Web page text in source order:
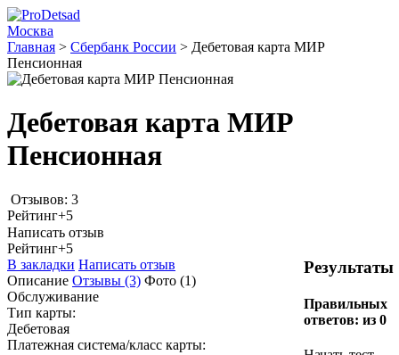
Москва
Главная > Сбербанк России > Дебетовая карта МИР
Пенсионная
Дебетовая карта МИР
Пенсионная
Отзывов: 3
Рейтинг+5
Написать отзыв
Результаты
Правильных
ответов: из 0
Рейтинг+5
В закладки Написать отзыв
Описание Отзывы (3) Фото (1)
Обслуживание
Тип карты:
Дебетовая
Платежная система/класс карты: